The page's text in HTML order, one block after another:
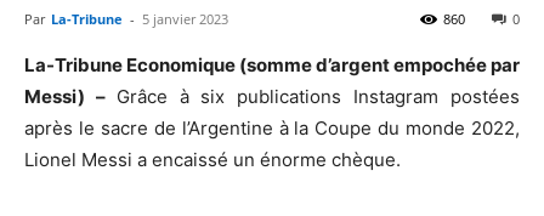
Par La-Tribune - 5 janvier 2023 0
860
La-Tribune Economique (somme d’argent empochée par
Messi) – Grâce à six publications Instagram postées
après le sacre de l’Argentine à la Coupe du monde 2022,
Lionel Messi a encaissé un énorme chèque.